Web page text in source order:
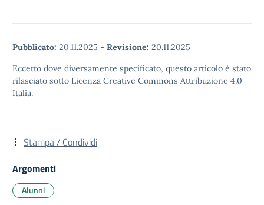
Pubblicato: 20.11.2025 - Revisione: 20.11.2025
Eccetto dove diversamente specificato, questo articolo è stato
rilasciato sotto Licenza Creative Commons Attribuzione 4.0
Italia.
Stampa / Condividi
Argomenti
Alunni